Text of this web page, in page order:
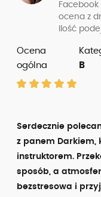
Facebook
ocena z
Ilość
Ocena
ogólna
B
Serdecznie
z panem Darkiem,
instruktorem.
sposób, a
bezstresowa i